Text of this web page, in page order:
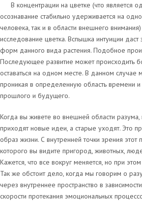
В концентрации на цветке (что является
осознавание стабильно удерживается на
человека, так и в области внешнего
исследование цветка. Вспышка интуиции
форм данного вида растения. Подобное
Последующее развитие может происходить
оставаться на одном месте. В данном
проникая в определенную область времени
прошлого и будущего.
Когда вы живете во внешней области разума,
приходят новые идеи, а старые уходят. Это
образ жизни. С внутренней точки зрения
которого вы видите пригород, животных,
Кажется, что все вокруг меняется, но при
Так же обстоит дело, когда мы говорим о
через внутреннее пространство в
скорости протекания эмоциональных